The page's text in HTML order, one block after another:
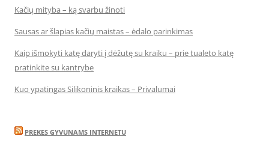
Kačių mityba – ką svarbu žinoti
Sausas ar šlapias kačių maistas – ėdalo parinkimas
Kaip išmokyti katę daryti į dėžutę su kraiku – prie tualeto katę
pratinkite su kantrybe
Kuo ypatingas Silikoninis kraikas – Privalumai
PREKES GYVUNAMS INTERNETU